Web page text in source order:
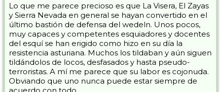
Lo que me parece precioso es que La Visera, El Zayas
y Sierra Nevada en general se hayan convertido en el
último bastión de defensa del wedeln. Unos pocos,
muy capaces y competentes esquiadores y docentes
del esquí se han erigido como hizo en su día la
resistencia asturiana. Muchos los tildaban y aún siguen
tildándolos de locos, desfasados y hasta pseudo-
terroristas. A mí me parece que su labor es cojonuda.
Obviando que uno nunca puede estar siempre de
acuerdo con todo...